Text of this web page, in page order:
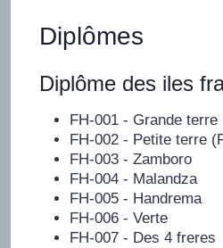
Diplômes
Diplôme des iles
FH-001 - Grande terre
FH-002 - Petite terre
FH-003 - Zamboro
FH-004 - Malandza
FH-005 - Handrema
FH-006 - Verte
FH-007 - Des 4 freres